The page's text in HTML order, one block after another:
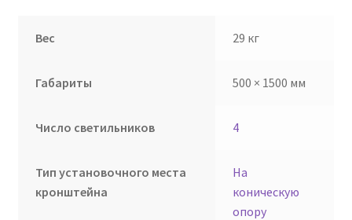
Вес 29 кг
Габариты 500 × 1500 мм
Число светильников 4
Тип установочного места
кронштейна
На
коническую
опору